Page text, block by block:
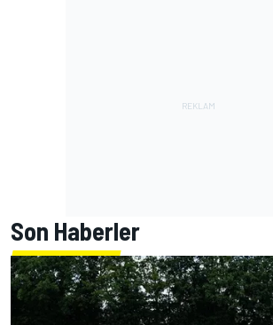
Son Haberler